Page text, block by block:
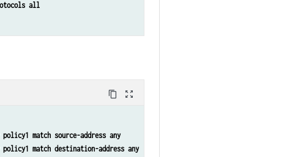
all
content_copy zoom_out_map
match source-address any
match destination-address any